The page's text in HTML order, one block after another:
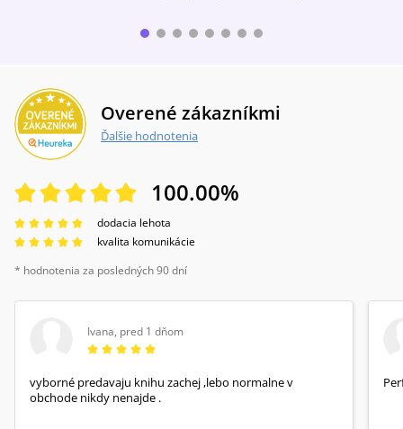
Overené zákazníkmi
Ďalšie hodnotenia
100.00%
dodacia lehota
kvalita komunikácie
* hodnotenia za posledných 90 dní
Ivana, pred 1 dňom
vyborné predavaju knihu zachej ,lebo normalne v
obchode nikdy nenajde .